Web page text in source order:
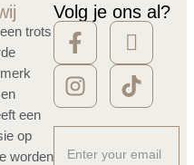
trots
een
op
worden
Volg je ons al?